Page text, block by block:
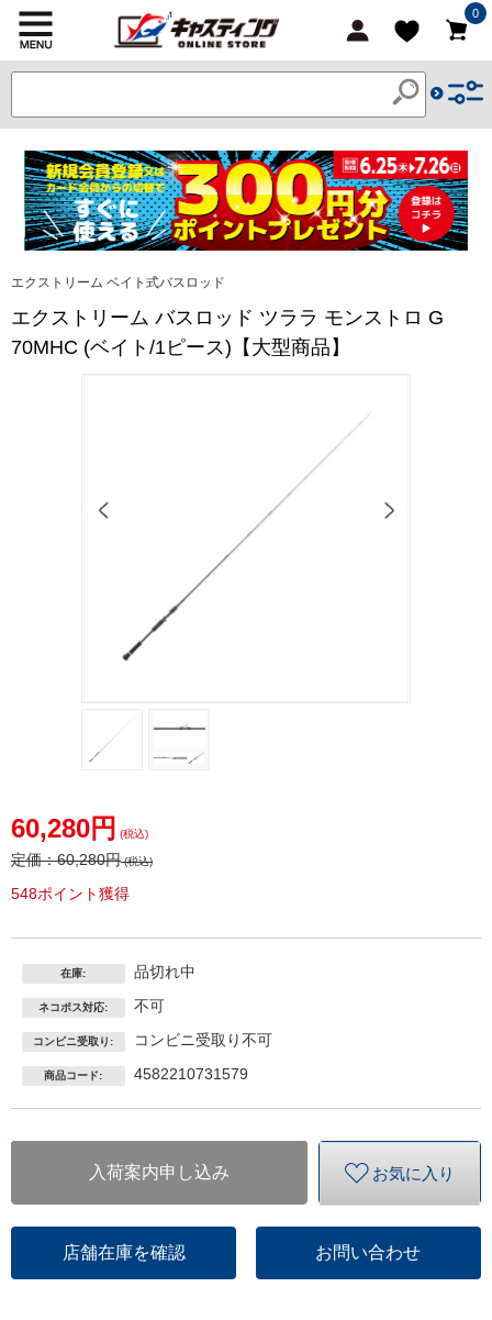
0
エクストリーム ベイト式バスロッド
エクストリーム バスロッド ツララ モンストロ G
70MHC (ベイト/1ピース)【大型商品】
60,280円 (税込)
定価：60,280円(税込)
548ポイント獲得
在庫: 品切れ中
ネコポス対応: 不可
コンビニ受取り: コンビニ受取り不可
商品コード: 4582210731579
入荷案内申し込み お気に入り
店舗在庫を確認 お問い合わせ